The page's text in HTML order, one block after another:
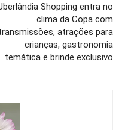
Shopping entra no
clima da Copa com
atrações para
crianças, gastronomia
temática e brinde exclusivo